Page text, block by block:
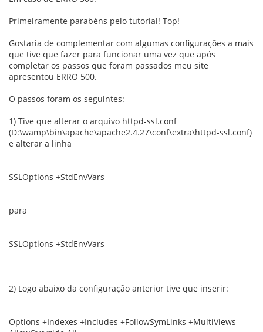
Primeiramente parabéns pelo tutorial! Top!
Gostaria de complementar com algumas configurações a mais
que tive que fazer para funcionar uma vez que após
completar os passos que foram passados meu site
apresentou ERRO 500.
O passos foram os seguintes:
1) Tive que alterar o arquivo httpd-ssl.conf
(D:\wamp\bin\apache\apache2.4.27\conf\extra\httpd-ssl.conf)
e alterar a linha
SSLOptions +StdEnvVars
para
SSLOptions +StdEnvVars
2) Logo abaixo da configuração anterior tive que inserir:
Options +Indexes +Includes +FollowSymLinks +MultiViews